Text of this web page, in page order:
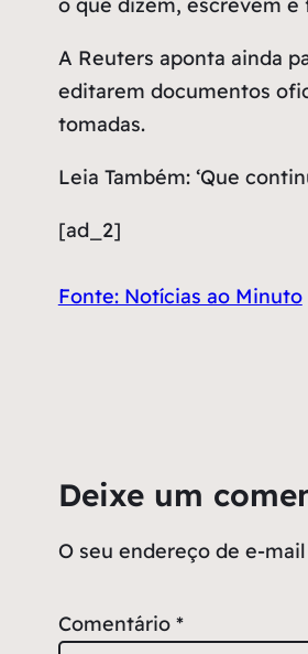
A Reuters aponta ainda
editarem documentos
tomadas.
Leia Também: ‘Que
[ad_2]
Fonte: Notícias ao Minuto
Deixe um
O seu endereço de e-
Comentário *